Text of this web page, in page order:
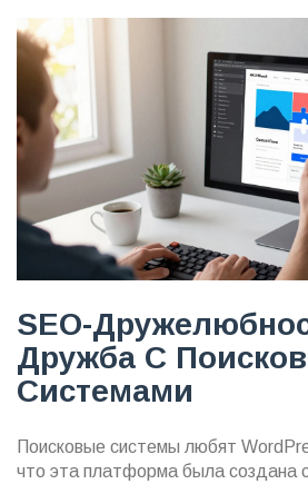
SEO-
Дружба С
Системами
Поисковые системы любят
что эта платформа была создана